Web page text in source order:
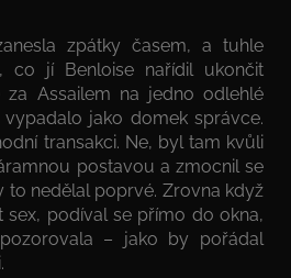
zpátky časem, a tuhle
co jí Benloise nařídil ukončit
za Assailem na jedno odlehlé
jako domek správce.
transakci. Ne, byl tam kvůli
postavou a zmocnil se
to nedělal poprvé. Zrovna když
sex, podíval se přímo do okna,
– jako by pořádal